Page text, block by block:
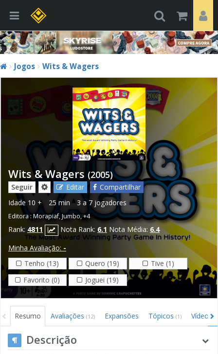
Jogos Wits & Wagers
Wits & Wagers (2005)
Seguir Editar
Compartilhar
Idade 10 + 25 min 3 a 7 jogadores
Editora : Morapiaf,Jumbo,+4
Rank: 4811 Nota Rank: 6.1 Nota Média: 6.4
Minha Avaliação: -
Tenho (13)
Quero (19)
Tive (1)
Favorito (0)
Joguei (19)
Resumo Avaliações (12) Expansões Tópicos (1) Vídeos
Descrição